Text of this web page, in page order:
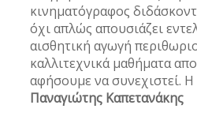
κινηματόγραφος
όχι απλώς απουσιάζει
αισθητική αγωγή
καλλιτεχνικά μαθήματα
αφήσουμε να συνεχιστεί. Η
Παναγιώτης Καπετανάκης